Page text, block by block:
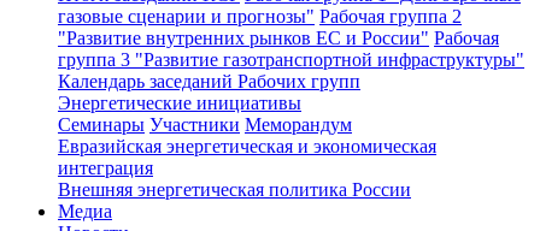
газовые сценарии и прогнозы" Рабочая группа 2
"Развитие внутренних рынков ЕС и России" Рабочая
группа 3 "Развитие газотранспортной инфраструктуры"
Календарь заседаний Рабочих групп
Энергетические инициативы
Семинары Участники Меморандум
Евразийская энергетическая и экономическая
интеграция
Внешняя энергетическая политика России
Медиа